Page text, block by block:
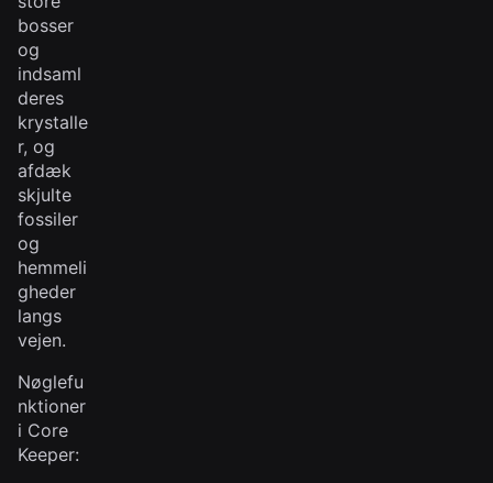
bosser
og
indsaml
deres
krystalle
r, og
afdæk
skjulte
fossiler
og
hemmeli
gheder
langs
vejen.
Nøglefu
nktioner
i Core
Keeper: